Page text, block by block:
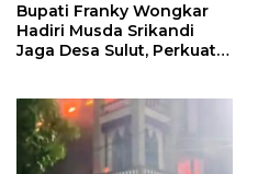
Bupati Franky Wongkar
Hadiri Musda Srikandi
Jaga Desa Sulut, Perkuat